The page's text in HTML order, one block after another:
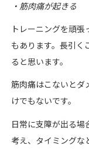
・ 筋肉痛が起きる
トレーニングを頑
もあります。長引く
ると思います。
筋肉痛はこないとダ
けでもないです。
日常に支障が出る
考え、タイミングな